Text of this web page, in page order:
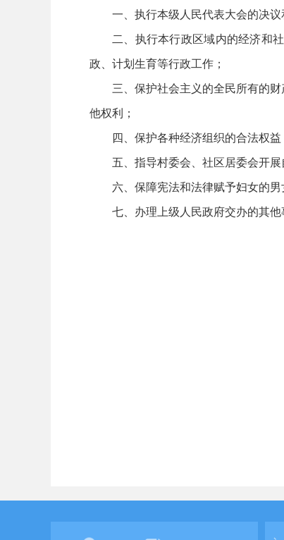
一、执行本级人民代表大会的决
二、执行本行政区域内的经济和
政、计划生育等行政工作；
三、保护社会主义的全民所有的
他权利；
四、保护各种经济组织的合法权益
五、指导村委会、社区居委会开展
六、保障宪法和法律赋予妇女的
七、办理上级人民政府交办的其他